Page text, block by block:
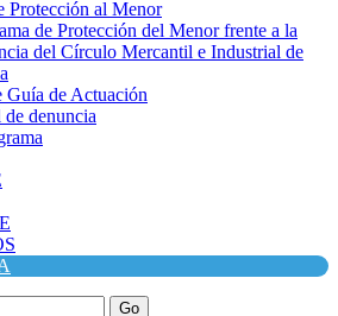
Protección al Menor
de Protección del Menor frente a la
del Círculo Mercantil e Industrial de
Guía de Actuación
de denuncia
Go